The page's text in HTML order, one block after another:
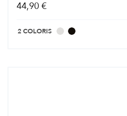
44,90 €
2 COLORIS